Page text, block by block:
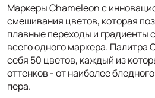
Маркеры Chameleon с
смешивания цветов, которая
плавные переходы и градиенты
всего одного маркера. Палитра
себя 50 цветов, каждый из
оттенков - от наиболее
пера.